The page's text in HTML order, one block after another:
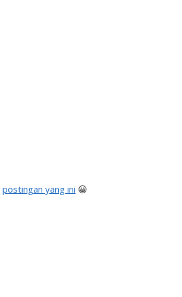
postingan yang ini 😀